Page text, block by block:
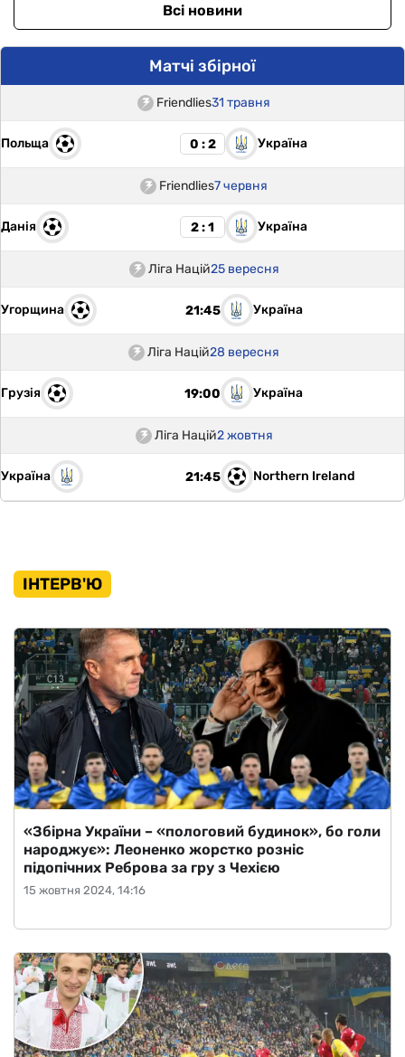
ІНТЕРВ'Ю
15 жовтня 2024, 14:16
«Збірна України – «пологовий будинок», бо голи
народжує»: Леоненко жорстко розніс
підопічних Реброва за гру з Чехією
Всі новини
Матчі збірної
Friendlies31 травня
Польща 0 : 2 Україна
Friendlies7 червня
Данія 2 : 1 Україна
Ліга Націй25 вересня
Угорщина 21:45 Україна
Ліга Націй28 вересня
Грузія 19:00 Україна
Ліга Націй2 жовтня
Україна 21:45 Northern Ireland